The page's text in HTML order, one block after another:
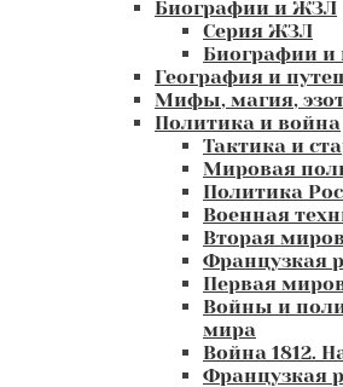
Биографии и ЖЗЛ
Серия ЖЗЛ
Биографии
География и
Мифы, магия,
Политика и война
Тактика и
Мировая
Политика
Военная
Вторая
Французкая
Первая
Войны и
мира
Война 1812.
Французкая